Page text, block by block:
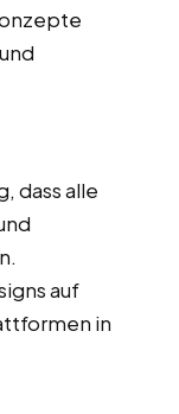
dass alle
auf
in